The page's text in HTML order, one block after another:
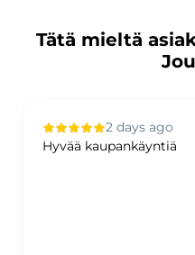
Tätä mieltä
2 days ago
Hyvää kaupankäyntiä